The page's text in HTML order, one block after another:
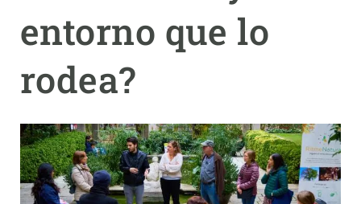
entorno que lo
rodea?
NOTICIAS Y AGENDA